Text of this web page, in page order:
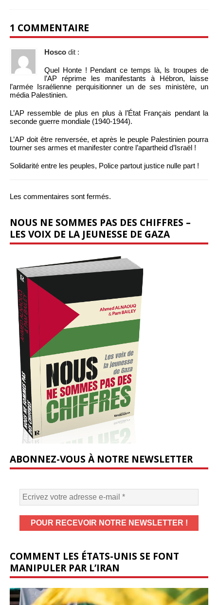
1 COMMENTAIRE
Hosco dit :
Quel Honte ! Pendant ce temps là, ls troupes de
l’AP réprime les manifestants à Hébron, laisse
l’armée Israélienne perquisitionner un de ses ministère, un
média Palestinien.
L’AP ressemble de plus en plus à l’État Français pendant la
seconde guerre mondiale (1940-1944).
L’AP doit être renversée, et après le peuple Palestinien pourra
tourner ses armes et manifester contre l’apartheid d’Israël !
Solidarité entre les peuples, Police partout justice nulle part !
Les commentaires sont fermés.
NOUS NE SOMMES PAS DES CHIFFRES –
LES VOIX DE LA JEUNESSE DE GAZA
ABONNEZ-VOUS À NOTRE NEWSLETTER
COMMENT LES ÉTATS-UNIS SE FONT
MANIPULER PAR L’IRAN